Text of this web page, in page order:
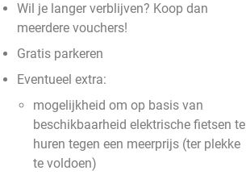
Wil je langer verblijven? Koop dan
meerdere vouchers!
Gratis parkeren
Eventueel extra:
mogelijkheid om op basis van
beschikbaarheid elektrische fietsen te
huren tegen een meerprijs (ter plekke
te voldoen)